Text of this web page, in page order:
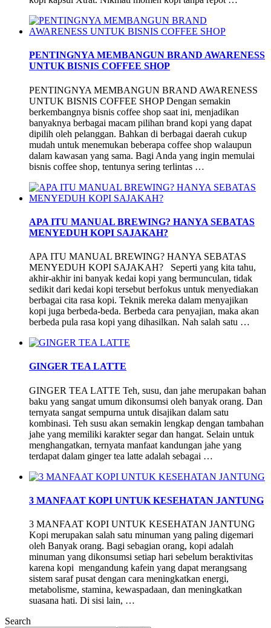
PENTINGNYA MEMBANGUN BRAND AWARENESS
UNTUK BISNIS COFFEE SHOP
PENTINGNYA MEMBANGUN BRAND AWARENESS
UNTUK BISNIS COFFEE SHOP Dengan semakin
berkembangnya bisnis coffee shop saat ini, menjadikan
banyaknya berbagai macam pilihan brand kopi yang dapat
dipilih oleh pelanggan. Bahkan di berbagai daerah cukup
mudah untuk menemukan beberapa coffee shop walaupun
dalam kawasan yang sama. Bagi Anda yang ingin memulai
bisnis coffee shop, tentunya sering terlintas …
APA ITU MANUAL BREWING? HANYA SEBATAS
MENYEDUH KOPI SAJAKAH?
APA ITU MANUAL BREWING? HANYA SEBATAS
MENYEDUH KOPI SAJAKAH? Seperti yang kita tahu,
akhir-akhir ini banyak kedai kopi yang bermunculan, tidak
sedikit dari kedai kopi tersebut berfokus untuk menyediakan
berbagai cita rasa kopi. Teknik mereka dalam menyajikan
kopi juga berbeda-beda. Berbeda cara penyajian, maka akan
berbeda pula rasa kopi yang dihasilkan. Nah salah satu …
GINGER TEA LATTE
GINGER TEA LATTE Teh, susu, dan jahe merupakan bahan
baku yang sangat umum dikonsumsi oleh banyak orang. Dan
ternyata sangat sempurna untuk disajikan dalam satu
kombinasi. Teh susu akan semakin lengkap dengan tambahan
jahe yang memiliki karakter segar dan hangat. Selain untuk
menghangatkan, ternyata manfaat kandungan jahe yang
terdapat dalam ginger tea latte adalah sebagai …
3 MANFAAT KOPI UNTUK KESEHATAN JANTUNG
3 MANFAAT KOPI UNTUK KESEHATAN JANTUNG
Kopi merupakan salah satu minuman yang paling digemari
oleh Banyak orang. Bagi sebagian orang, kopi adalah
minuman yang dikonsumsi setiap hari sebelum beraktivitas
karena kopi mengandung kafein yang dapat merangsang
sistem saraf pusat dengan cara meningkatkan energi,
metabolisme, stamina, kewaspadaan, dan meningkatkan
suasana hati. Di sisi lain, …
Search